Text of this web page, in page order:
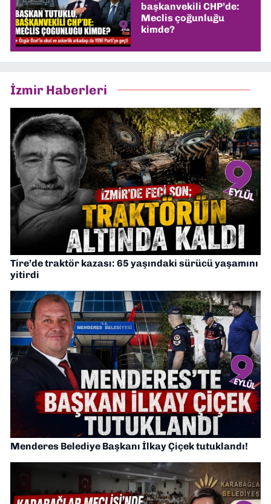
başkanvekili CHP’de:
Meclis çoğunluğu
kimde?
İzmir Haberleri
Tire’de traktör kazası: 65 yaşındaki sürücü yaşamını
yitirdi
Menderes Belediye Başkanı İlkay Çiçek tutuklandı!